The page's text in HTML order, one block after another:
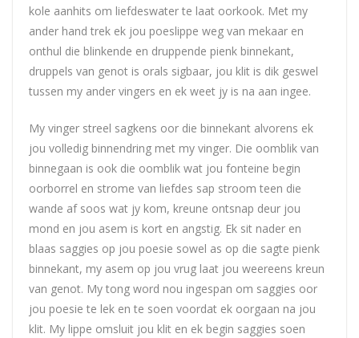
kole aanhits om liefdeswater te laat oorkook. Met my
ander hand trek ek jou poeslippe weg van mekaar en
onthul die blinkende en druppende pienk binnekant,
druppels van genot is orals sigbaar, jou klit is dik geswel
tussen my ander vingers en ek weet jy is na aan ingee.
My vinger streel sagkens oor die binnekant alvorens ek
jou volledig binnendring met my vinger. Die oomblik van
binnegaan is ook die oomblik wat jou fonteine begin
oorborrel en strome van liefdes sap stroom teen die
wande af soos wat jy kom, kreune ontsnap deur jou
mond en jou asem is kort en angstig. Ek sit nader en
blaas saggies op jou poesie sowel as op die sagte pienk
binnekant, my asem op jou vrug laat jou weereens kreun
van genot. My tong word nou ingespan om saggies oor
jou poesie te lek en te soen voordat ek oorgaan na jou
klit. My lippe omsluit jou klit en ek begin saggies soen